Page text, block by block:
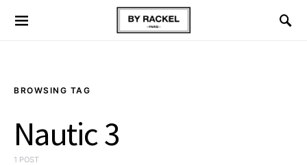
BROWSING TAG
Nautic 3
1 POST